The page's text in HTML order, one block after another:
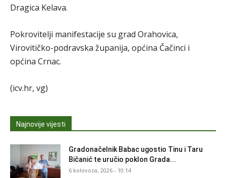
Dragica Kelava.
Pokrovitelji manifestacije su grad Orahovica,
Virovitičko-podravska županija, općina Čačinci i
općina Crnac.
(icv.hr, vg)
Najnovije vijesti
Gradonačelnik Babac ugostio Tinu i Taru
Bičanić te uručio poklon Grada...
6 kolovoza, 2026 - 10:14